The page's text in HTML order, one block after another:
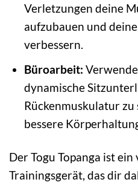
Verletzungen deine
aufzubauen und
verbessern.
Büroarbeit:
dynamische
Rückenmuskulatur
bessere
Der Togu Topanga ist
Trainingsgerät, das dir